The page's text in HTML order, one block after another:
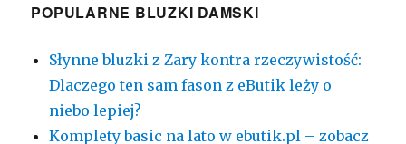
POPULARNE BLUZKI DAMSKI
Słynne bluzki z Zary kontra rzeczywistość:
Dlaczego ten sam fason z eButik leży o
niebo lepiej?
Komplety basic na lato w ebutik.pl – zobacz